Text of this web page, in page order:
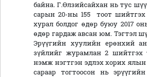
байна. Г.Өлзийсайхан нь тус
сарын 20-ны 155 тоот шийтгэх
хурал болдог өдөр буюу 2017
өдөр гардаж авсан юм. Тэгтэл
Эрүүгийн хуулийн ерөнхий
зүйлийг журамлан 2 шийтгэх
нэмж нэгтгэн эдлэх хорих ялын
сараар тогтоосон нь